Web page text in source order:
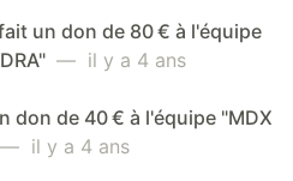
un don de 80 € à l'équipe
— il y a 4 ans
don de 40 € à l'équipe "MDX
— il y a 4 ans